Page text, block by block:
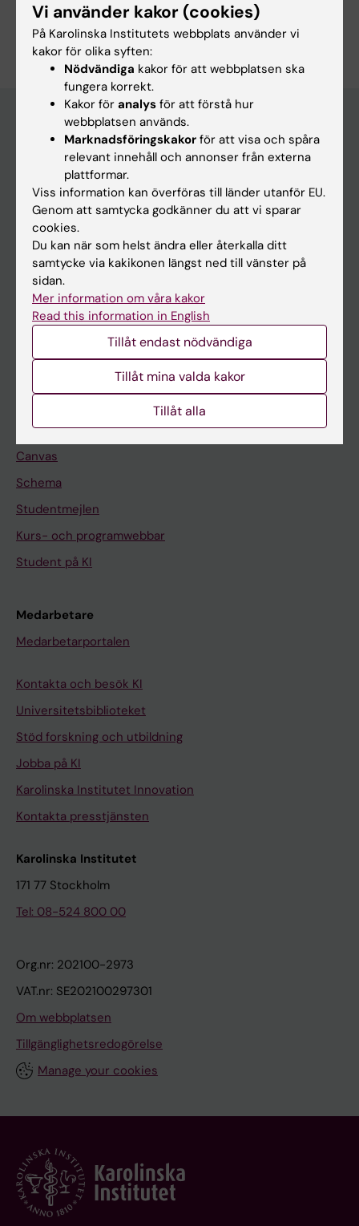
Är du Paula Wurth?
Redigera din profil
Huvudmeny
Utbildning
Forskarutbildning
Forskning
Om KI
På gång
Kalender
Ladok
Canvas
Schema
Studentmejlen
Kurs- och programwebbar
Student på KI
Medarbetare
Medarbetarportalen
Kontakta och besök KI
Universitetsbiblioteket
Stöd forskning och utbildning
Jobba på KI
Karolinska Institutet Innovation
Kontakta presstjänsten
Karolinska Institutet
171 77 Stockholm
Tel: 08-524 800 00
Org.nr: 202100-2973
VAT.nr: SE202100297301
Om webbplatsen
Tillgänglighetsredogörelse
Manage your cookies
Vi använder kakor (cookies)
På Karolinska Institutets webbplats använder vi
kakor för olika syften:
Nödvändiga kakor för att webbplatsen ska
fungera korrekt.
Kakor för analys för att förstå hur
webbplatsen används.
Marknadsföringskakor för att visa och spåra
relevant innehåll och annonser från externa
plattformar.
Viss information kan överföras till länder utanför EU.
Genom att samtycka godkänner du att vi sparar
cookies.
Du kan när som helst ändra eller återkalla ditt
samtycke via kakikonen längst ned till vänster på
sidan.
Mer information om våra kakor
Read this information in English
Tillåt endast nödvändiga
Tillåt mina valda kakor
Tillåt alla